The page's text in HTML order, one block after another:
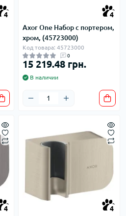
4
4
Axor One Набор с портером,
хром, (45723000)
Код товара: 45723000
0
15 219.48 грн.
В наличии
4
4